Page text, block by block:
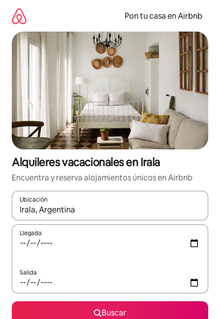
contenido
Pon tu casa en Airbnb
Alquileres vacacionales en Irala
Encuentra y reserva alojamientos únicos en Airbnb
Ubicación
Cuando los resultados estén disponibles, navega con las
Llegada
Salida
Buscar